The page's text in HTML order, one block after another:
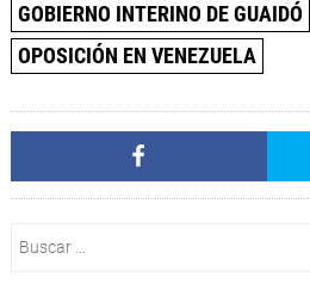
GOBIERNO INTERINO DE GUAIDÓ
OPOSICIÓN EN VENEZUELA